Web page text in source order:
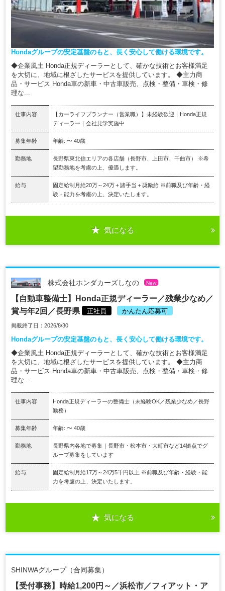
Hondaグループの安定基盤のもと、長く安心して働ける環境です。
◆企業風土 Honda正規ディーラーとして、確かな技術とお客様満足
を大切に、地域に根ざしたサービスを提供しています。 ◆主力商
品・サービス Honda車の新車・中古車販売、点検・整備・車検・修
理な...
仕事内容
【カーライフプランナー（営業職）】未経験歓迎｜Honda正規
ディーラー｜会社見学実施中
募集年齢 年齢: 〜 40歳
勤務地
長野県東北信エリアの各店舗（長野市、上田市、千曲市） ※希
望勤務地を考慮の上、優遇します。
給与
固定給制月給20万～24万＋諸手当＋奨励給 ※前職及び年齢・経
験・能力を考慮の上、決定いたします。
気になる
株式会社ホンダカーズしなの New
【自動車整備士】Honda正規ディーラー／残業少なめ／
賞与年2回／長野県
正社員 かんたん応募可
掲載終了日：2026/8/30
Hondaグループの安定基盤のもと、長く安心して働ける環境です。
◆企業風土 Honda正規ディーラーとして、確かな技術とお客様満足
を大切に、地域に根ざしたサービスを提供しています。 ◆主力商
品・サービス Honda車の新車・中古車販売、点検・整備・車検・修
理な...
仕事内容
Honda正規ディーラーの整備士（未経験OK／残業少なめ／長野
勤務）
募集年齢 年齢: 〜 40歳
勤務地
長野県内各地で募集｜長野市・松本市・大町市など14拠点でグ
ループ募集をしています
給与
固定給制月給17万～24万5千円以上 ※前職及び年齢・経験・能
力を考慮の上、決定いたします。
気になる
SHINWAグループ（合同募集）
【受付事務】時給1,200円～／浜松市／フィアット・ア